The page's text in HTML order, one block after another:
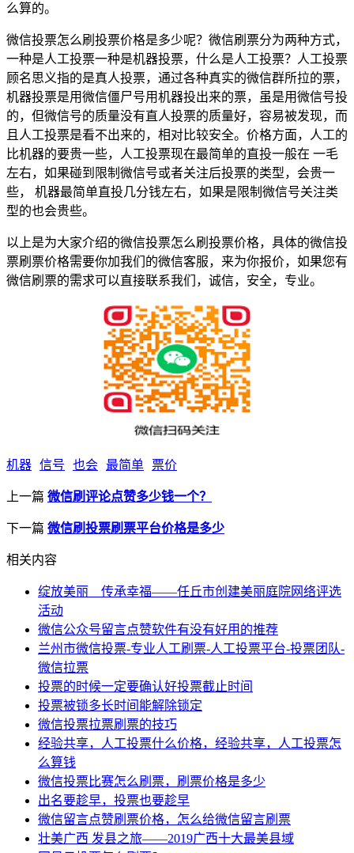
么算的。
微信投票怎么刷投票价格是多少呢？微信刷票分为两种方式，
一种是人工投票一种是机器投票，什么是人工投票？人工投票
顾名思义指的是真人投票，通过各种真实的微信群所拉的票，
机器投票是用微信僵尸号用机器投出来的票，虽是用微信号投
的，但微信号的质量没有直人投票的质量好，容易被发现，而
且人工投票是看不出来的，相对比较安全。价格方面，人工的
比机器的要贵一些，人工投票现在最简单的直投一般在 一毛
左右，如果碰到限制微信号或者关注后投票的类型，会贵一
些， 机器最简单直投几分钱左右，如果是限制微信号关注类
型的也会贵些。
以上是为大家介绍的微信投票怎么刷投票价格，具体的微信投
票刷票价格需要你加我们的微信客服，来为你报价，如果您有
微信刷票的需求可以直接联系我们，诚信，安全，专业。
机器 信号 也会 最简单 票价
上一篇 微信刷评论点赞多少钱一个？
下一篇 微信刷投票刷票平台价格是多少
相关内容
绽放美丽 传承幸福——任丘市创建美丽庭院网络评选
活动
微信公众号留言点赞软件有没有好用的推荐
兰州市微信投票-专业人工刷票-人工投票平台-投票团队-
微信拉票
投票的时候一定要确认好投票截止时间
投票被锁多长时间能解除锁定
微信投票拉票刷票的技巧
经验共享，人工投票什么价格，经验共享，人工投票怎
么算钱
微信投票比赛怎么刷票，刷票价格是多少
出名要趁早，投票也要趁早
微信留言点赞刷票价格，怎么给微信留言刷票
壮美广西 发县之旅——2019广西十大最美县域